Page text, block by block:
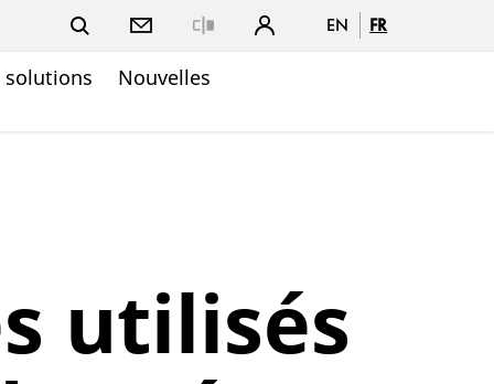
EN FR
solutions
Nouvelles
utilisés